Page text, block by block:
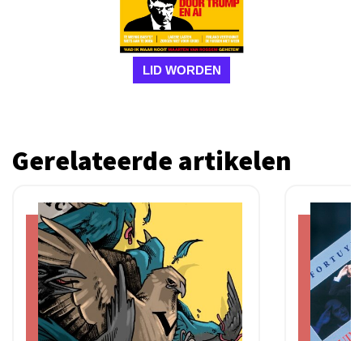
LID WORDEN
Gerelateerde artikelen